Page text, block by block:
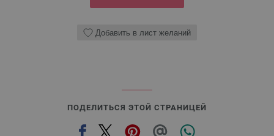
Добавить в лист желаний
ПОДЕЛИТЬСЯ ЭТОЙ СТРАНИЦЕЙ